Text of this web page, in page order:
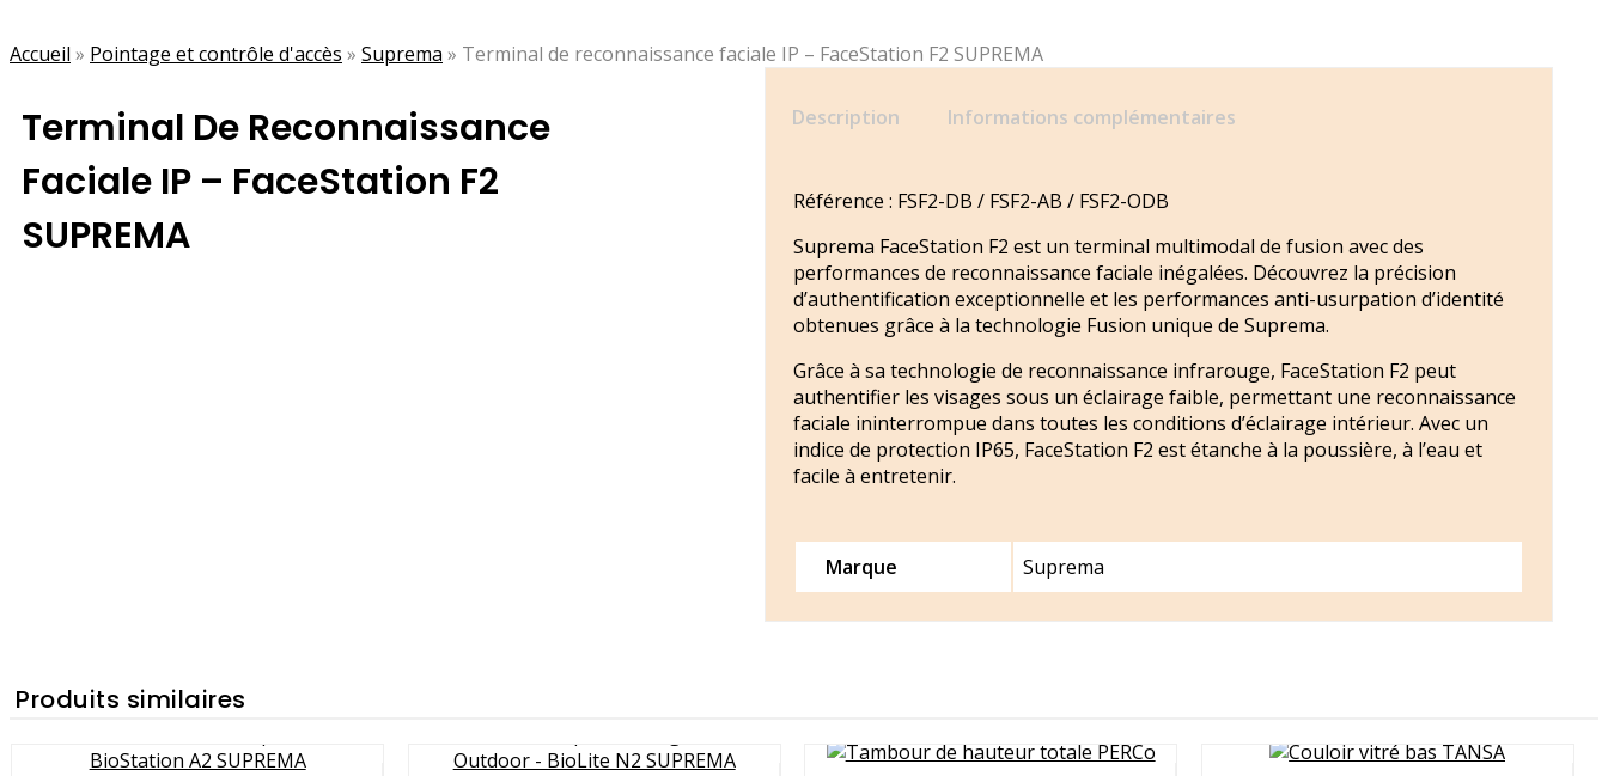
Accueil » Pointage et contrôle d'accès » Suprema » Terminal de reconnaissance faciale IP – FaceStation F2 SUPREMA
Terminal De Reconnaissance
Faciale IP – FaceStation F2
SUPREMA
Description Informations complémentaires
Référence : FSF2-DB / FSF2-AB / FSF2-ODB
Suprema FaceStation F2 est un terminal multimodal de fusion avec des
performances de reconnaissance faciale inégalées. Découvrez la précision
d’authentification exceptionnelle et les performances anti-usurpation d’identité
obtenues grâce à la technologie Fusion unique de Suprema.
Grâce à sa technologie de reconnaissance infrarouge, FaceStation F2 peut
authentifier les visages sous un éclairage faible, permettant une reconnaissance
faciale ininterrompue dans toutes les conditions d’éclairage intérieur. Avec un
indice de protection IP65, FaceStation F2 est étanche à la poussière, à l’eau et
facile à entretenir.
Marque Suprema
Produits similaires